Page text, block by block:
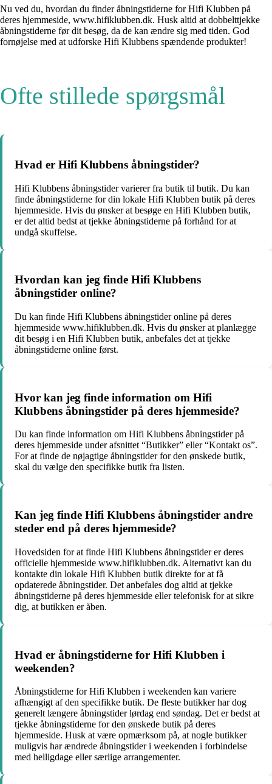
Nu ved du, hvordan du finder åbningstiderne for Hifi Klubben på
deres hjemmeside, www.hifiklubben.dk. Husk altid at dobbelttjekke
åbningstiderne før dit besøg, da de kan ændre sig med tiden. God
fornøjelse med at udforske Hifi Klubbens spændende produkter!
Ofte stillede spørgsmål
Hvad er Hifi Klubbens åbningstider?
Hifi Klubbens åbningstider varierer fra butik til butik. Du kan
finde åbningstiderne for din lokale Hifi Klubben butik på deres
hjemmeside. Hvis du ønsker at besøge en Hifi Klubben butik,
er det altid bedst at tjekke åbningstiderne på forhånd for at
undgå skuffelse.
Hvordan kan jeg finde Hifi Klubbens
åbningstider online?
Du kan finde Hifi Klubbens åbningstider online på deres
hjemmeside www.hifiklubben.dk. Hvis du ønsker at planlægge
dit besøg i en Hifi Klubben butik, anbefales det at tjekke
åbningstiderne online først.
Hvor kan jeg finde information om Hifi
Klubbens åbningstider på deres hjemmeside?
Du kan finde information om Hifi Klubbens åbningstider på
deres hjemmeside under afsnittet “Butikker” eller “Kontakt os”.
For at finde de nøjagtige åbningstider for den ønskede butik,
skal du vælge den specifikke butik fra listen.
Kan jeg finde Hifi Klubbens åbningstider andre
steder end på deres hjemmeside?
Hovedsiden for at finde Hifi Klubbens åbningstider er deres
officielle hjemmeside www.hifiklubben.dk. Alternativt kan du
kontakte din lokale Hifi Klubben butik direkte for at få
opdaterede åbningstider. Det anbefales dog altid at tjekke
åbningstiderne på deres hjemmeside eller telefonisk for at sikre
dig, at butikken er åben.
Hvad er åbningstiderne for Hifi Klubben i
weekenden?
Åbningstiderne for Hifi Klubben i weekenden kan variere
afhængigt af den specifikke butik. De fleste butikker har dog
generelt længere åbningstider lørdag end søndag. Det er bedst at
tjekke åbningstiderne for den ønskede butik på deres
hjemmeside. Husk at være opmærksom på, at nogle butikker
muligvis har ændrede åbningstider i weekenden i forbindelse
med helligdage eller særlige arrangementer.